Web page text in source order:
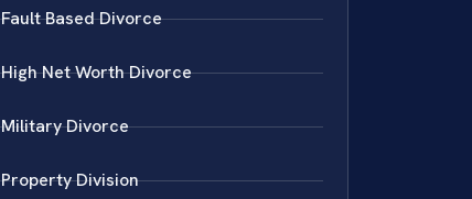
Fault Based Divorce
High Net Worth Divorce
Military Divorce
Property Division